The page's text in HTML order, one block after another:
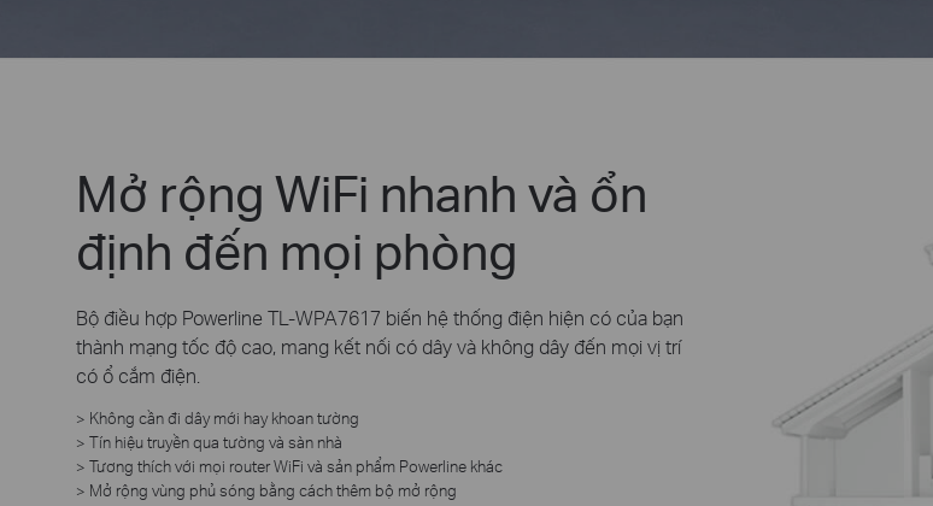
Mở rộng WiFi nhanh và ổn
định đến mọi phòng
Bộ điều hợp Powerline TL-WPA7617 biến hệ thống điện hiện có của bạn
thành mạng tốc độ cao, mang kết nối có dây và không dây đến mọi vị trí
có ổ cắm điện.
> Không cần đi dây mới hay khoan tường
> Tín hiệu truyền qua tường và sàn nhà
> Tương thích với mọi router WiFi và sản phẩm Powerline khác
> Mở rộng vùng phủ sóng bằng cách thêm bộ mở rộng